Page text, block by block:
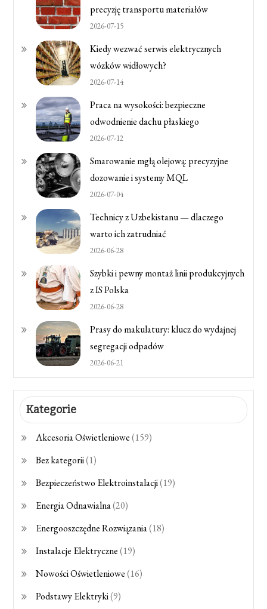
precyzję transportu materiałów
2026-07-15
Kiedy wezwać serwis elektrycznych
wózków widłowych?
2026-07-14
Praca na wysokości: bezpieczne
odwodnienie dachu płaskiego
2026-07-12
Smarowanie mgłą olejową: precyzyjne
dozowanie i systemy MQL
2026-07-04
Technicy z Uzbekistanu — dlaczego
warto ich zatrudniać
2026-06-28
Szybki i pewny montaż linii produkcyjnych
z IS Polska
2026-06-28
Prasy do makulatury: klucz do wydajnej
segregacji odpadów
2026-06-21
Kategorie
Akcesoria Oświetleniowe(159)
Bez kategorii(1)
Bezpieczeństwo Elektroinstalacji(19)
Energia Odnawialna(20)
Energooszczędne Rozwiązania(18)
Instalacje Elektryczne(19)
Nowości Oświetleniowe(16)
Podstawy Elektryki(9)